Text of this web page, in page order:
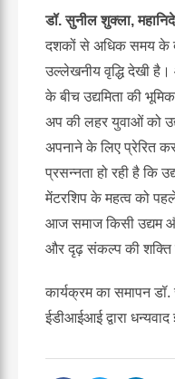
डॉ. सुनील शुक्ला,
दशकों से अधिक समय के
उल्लेखनीय वृद्धि देखी
के बीच उद्यमिता की
अप की लहर युवाओं को
अपनाने के लिए प्रेरित
प्रसन्नता हो रही है कि
मेंटरशिप के महत्व को
आज समाज किसी उद्यम
और दृढ़ संकल्प की शक्ति
कार्यक्रम का समापन
ईडीआईआई द्वारा